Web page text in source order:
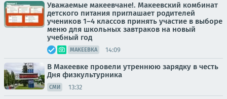
Уважаемые макеевчане!. Макеевский комбинат
детского питания приглашает родителей
учеников 1–4 классов принять участие в выборе
меню для школьных завтраков на новый
учебный год
МАКЕЕВКА 14:09
В Макеевке провели утреннюю зарядку в честь
Дня физкультурника
СМИ 13:32